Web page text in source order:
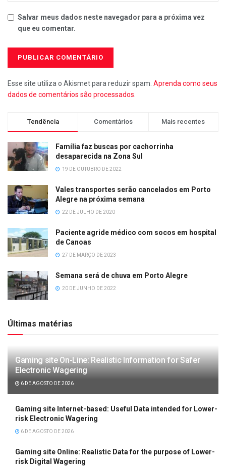
Salvar meus dados neste navegador para a próxima vez
que eu comentar.
Esse site utiliza o Akismet para reduzir spam. Aprenda como seus
dados de comentários são processados
Tendência Comentários Mais recentes
Família faz buscas por cachorrinha
desaparecida na Zona Sul
19 DE OUTUBRO DE 2022
Vales transportes serão cancelados em Porto
Alegre na próxima semana
22 DE JULHO DE 2020
Paciente agride médico com socos em hospital
de Canoas
27 DE MARÇO DE 2023
Semana será de chuva em Porto Alegre
20 DE JUNHO DE 2022
Últimas matérias
Gaming site On-Line: Realistic Information for Safer
Electronic Wagering
6 DE AGOSTO DE 2026
Gaming site Internet-based: Useful Data intended for Lower-
risk Electronic Wagering
6 DE AGOSTO DE 2026
Gaming site Online: Realistic Data for the purpose of Lower-
risk Digital Wagering